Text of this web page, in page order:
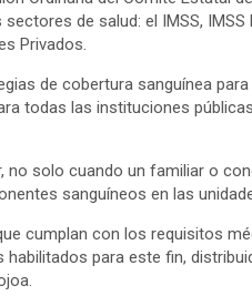
de salud: el IMSS, IMSS
Privados.
de cobertura sanguínea
todas las instituciones
solo cuando un familiar o
sanguíneos en las
cumplan con los requisitos
para este fin,